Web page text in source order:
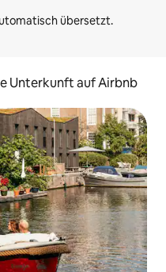
Unterkunft auf Airbnb